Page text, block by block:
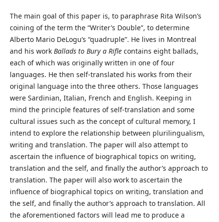
The main goal of this paper is, to paraphrase Rita Wilson’s
coining of the term the “Writer’s Double”, to determine
Alberto Mario DeLogu’s “quadruple”. He lives in Montreal
and his work Ballads to Bury a Rifle contains eight ballads,
each of which was originally written in one of four
languages. He then self-translated his works from their
original language into the three others. Those languages
were Sardinian, Italian, French and English. Keeping in
mind the principle features of self-translation and some
cultural issues such as the concept of cultural memory, I
intend to explore the relationship between plurilingualism,
writing and translation. The paper will also attempt to
ascertain the influence of biographical topics on writing,
translation and the self, and finally the author’s approach to
translation. The paper will also work to ascertain the
influence of biographical topics on writing, translation and
the self, and finally the author’s approach to translation. All
the aforementioned factors will lead me to produce a